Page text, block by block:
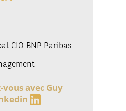
CIO BNP Paribas
vous avec Guy